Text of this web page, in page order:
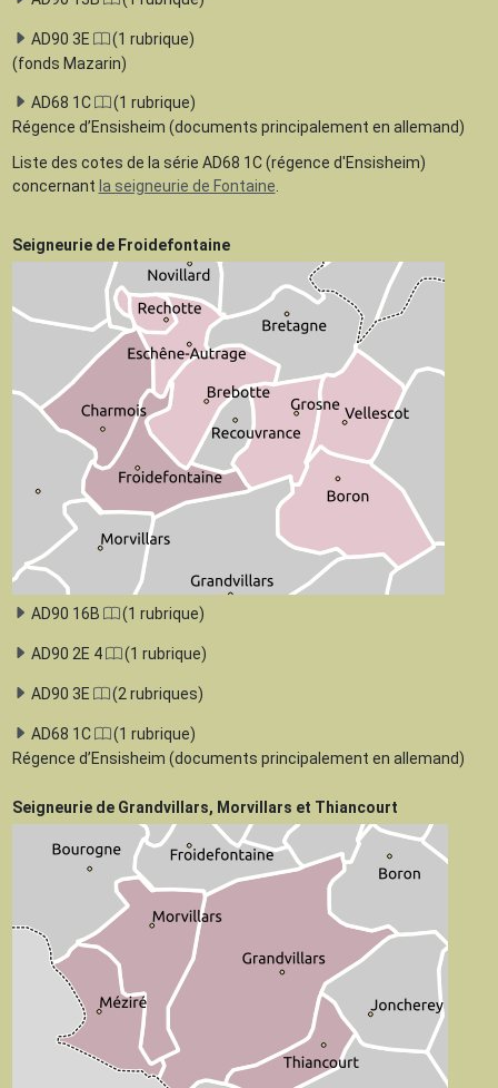
AD90 3E
(1 rubrique)
(fonds Mazarin)
AD68 1C
(1 rubrique)
Régence d’Ensisheim (documents principalement en allemand)
Liste des cotes de la série AD68 1C (régence d'Ensisheim)
concernant la seigneurie de Fontaine
Seigneurie de Froidefontaine
AD90 16B (1 rubrique)
AD90 2E 4 (1 rubrique)
AD90 3E (2 rubriques)
AD68 1C
(1 rubrique)
Régence d’Ensisheim (documents principalement en allemand)
Seigneurie de Grandvillars, Morvillars et Thiancourt